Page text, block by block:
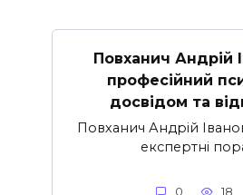
Повханич Андрій
професійний
досвідом та
Повханич Андрій
експертні
0 18